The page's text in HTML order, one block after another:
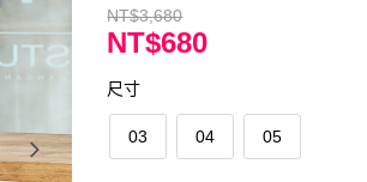
NT$3,680
NT$680
尺寸
03 04 05